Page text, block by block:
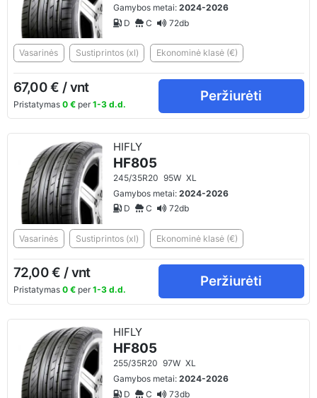
Gamybos metai:2024-2026
D
C 72db
Vasarinės Sustiprintos (xl) Ekonominė klasė (€)
67,00 € / vnt
Pristatymas 0 €per 1-3 d.d.
Peržiurėti
HIFLY
HF805
245/35R20 95W XL
Gamybos metai:2024-2026
D
C 72db
Vasarinės Sustiprintos (xl) Ekonominė klasė (€)
72,00 € / vnt
Pristatymas 0 €per 1-3 d.d.
Peržiurėti
HIFLY
HF805
255/35R20 97W XL
Gamybos metai:2024-2026
D
C 73db